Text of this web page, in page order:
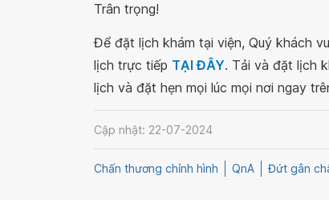
Trân trọng!
Để đặt lịch khám tại viện, Quý khách
lịch trực tiếp TẠI ĐÂY. Tải và đặt lịch
lịch và đặt hẹn mọi lúc mọi nơi ngay
Cập nhật: 22-07-2024
Chấn thương chỉnh hình QnA Đứt gân